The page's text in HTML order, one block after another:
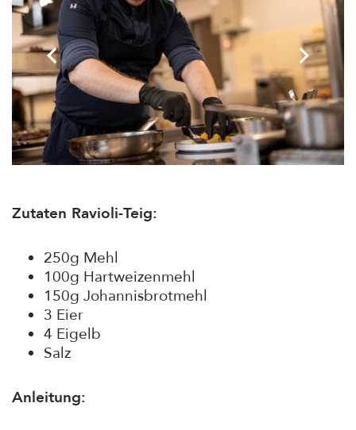
Zutaten Ravioli-Teig:
250g Mehl
100g Hartweizenmehl
150g Johannisbrotmehl
3 Eier
4 Eigelb
Salz
Anleitung: